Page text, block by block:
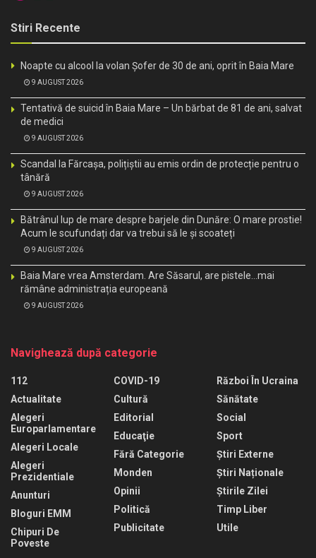
Stiri Recente
Noapte cu alcool la volan Șofer de 30 de ani, oprit în Baia Mare
9 AUGUST 2026
Tentativă de suicid în Baia Mare – Un bărbat de 81 de ani, salvat
de medici
9 AUGUST 2026
Scandal la Fărcașa, polițiștii au emis ordin de protecție pentru o
tânără
9 AUGUST 2026
Bătrânul lup de mare despre barjele din Dunăre: O mare prostie!
Acum le scufundați dar va trebui să le și scoateți
9 AUGUST 2026
Baia Mare vrea Amsterdam. Are Săsarul, are pistele…mai
rămâne administrația europeană
9 AUGUST 2026
Navighează după categorie
112
Actualitate
Alegeri
Europarlamentare
Alegeri Locale
Alegeri
Prezidentiale
Anunturi
Bloguri EMM
Chipuri De
Poveste
COVID-19
Cultură
Editorial
Educaţie
Fără Categorie
Monden
Opinii
Politică
Publicitate
Război În Ucraina
Sănătate
Social
Sport
Știri Externe
Știri Naționale
Știrile Zilei
Timp Liber
Utile